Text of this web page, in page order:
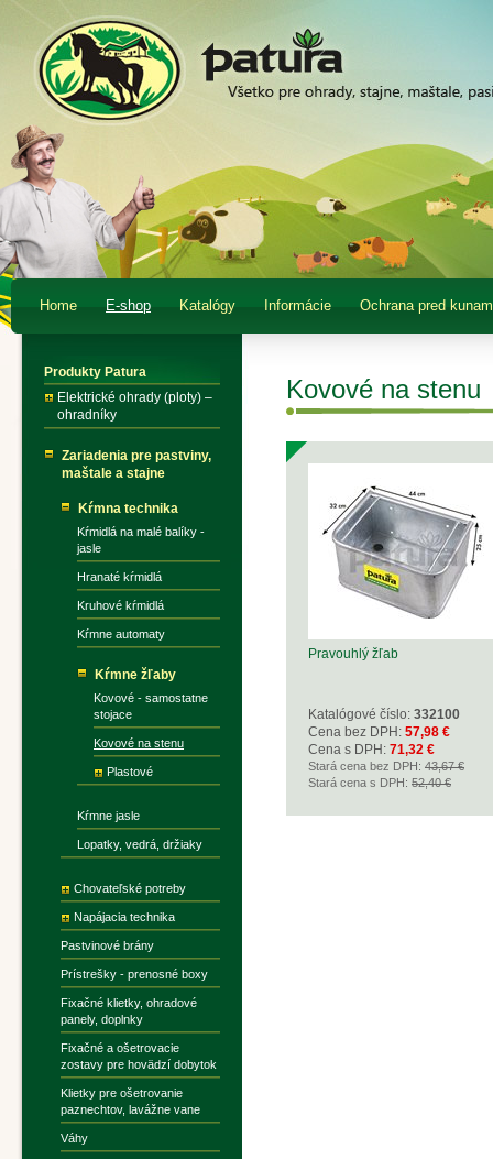
Home E-shop Katalógy Informácie Ochrana pred
Produkty Patura
Elektrické ohrady (ploty) –
ohradníky
Zariadenia pre pastviny,
maštale a stajne
Kŕmna technika
Kŕmidlá na malé balíky -
jasle
Hranaté kŕmidlá
Kruhové kŕmidlá
Kŕmne automaty
Kŕmne žľaby
Kovové - samostatne
stojace
Kovové na stenu
Plastové
Kŕmne jasle
Lopatky, vedrá, držiaky
Chovateľské potreby
Napájacia technika
Pastvinové brány
Prístrešky - prenosné boxy
Fixačné klietky, ohradové
panely, doplnky
Fixačné a ošetrovacie
zostavy pre hovädzí dobytok
Klietky pre ošetrovanie
paznechtov, lavážne vane
Váhy
Kovové na stenu
Pravouhlý žľab
Katalógové číslo: 332100
Cena bez DPH: 57,98 €
Cena s DPH: 71,32 €
Stará cena bez DPH: 43,67 €
Stará cena s DPH: 52,40 €